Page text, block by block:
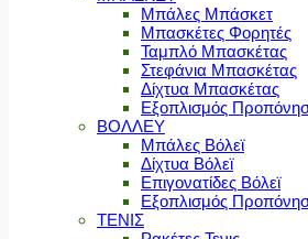
Μπάλες Μπάσκετ
Μπασκέτες Φορητές
Ταμπλό Μπασκέτας
Στεφάνια Μπασκέτας
Δίχτυα Μπασκέτας
Εξοπλισμός
ΒΟΛΛΕΥ
Μπάλες Βόλεϊ
Δίχτυα Βόλεϊ
Επιγονατίδες Βόλεϊ
Εξοπλισμός
ΤΕΝΙΣ